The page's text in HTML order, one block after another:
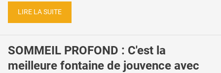
LIRE LA SUITE
SOMMEIL PROFOND : C'est la
meilleure fontaine de jouvence avec